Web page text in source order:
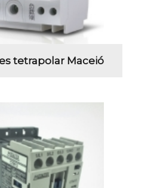
tetrapolar Maceió